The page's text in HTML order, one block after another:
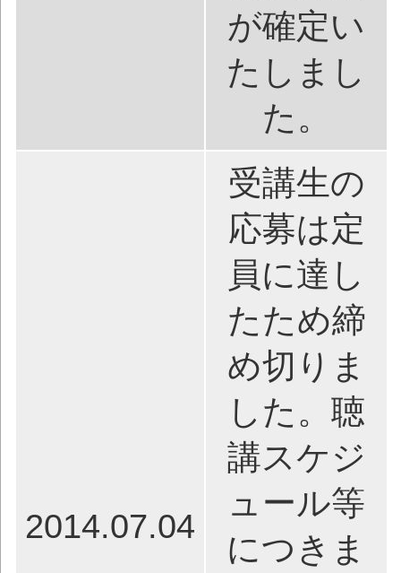
が確定い
たしまし
た。
2014.07.04
受講生の
応募は定
員に達し
たため締
め切りま
した。聴
講スケジ
ュール等
につきま